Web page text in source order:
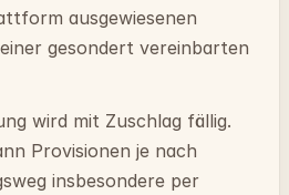
ausgewiesenen
gesondert vereinbarten
wird mit Zuschlag fällig.
Provisionen je nach
insbesondere per